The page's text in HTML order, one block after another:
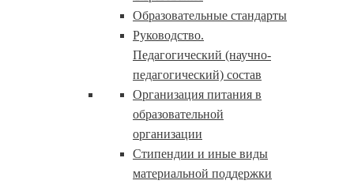
Образовательные стандарты
Руководство.
Педагогический (научно-
педагогический) состав
Организация питания в
образовательной
организации
Стипендии и иные виды
материальной поддержки